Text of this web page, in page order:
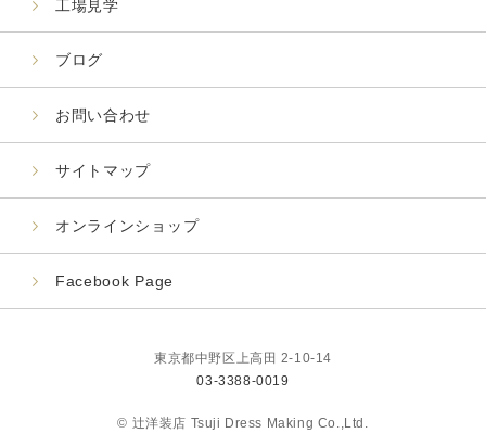
工場見学
ブログ
お問い合わせ
サイトマップ
オンラインショップ
Facebook Page
東京都中野区上高田 2-10-14
03-3388-0019
© 辻洋装店 Tsuji Dress Making Co.,Ltd.